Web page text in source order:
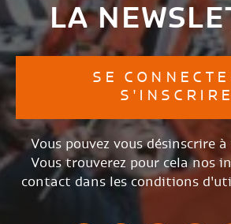
LA
SE
S'INSCRIRE
Vous pouvez vous désinscrire
Vous trouverez pour cela nos
contact dans les conditions